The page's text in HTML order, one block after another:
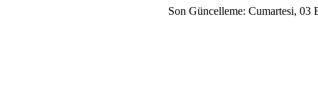
Son Güncelleme: Cumartesi, 03